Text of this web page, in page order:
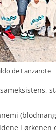
de Lanzarote
i ørkenen